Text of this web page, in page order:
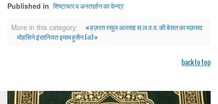
Published in शिष्टाचार व अनतर्ज्ञान का केन्द्र
More in this category:
« हज़रत रसूल अल्लाह स.ल.व.व. की बेसत का मक़सद
मोहसिने इंसानियत इमाम हुसैन (अ) »
back to top